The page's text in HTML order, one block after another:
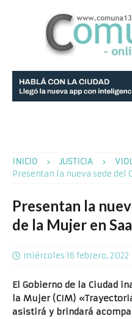
INICIO JUSTICIA
Presentan la nueva sede del
Presentan la
de la Mujer en
miércoles 16 febrero, 2022
El Gobierno de la Ciudad
la Mujer (CIM)
asistirá y brindará